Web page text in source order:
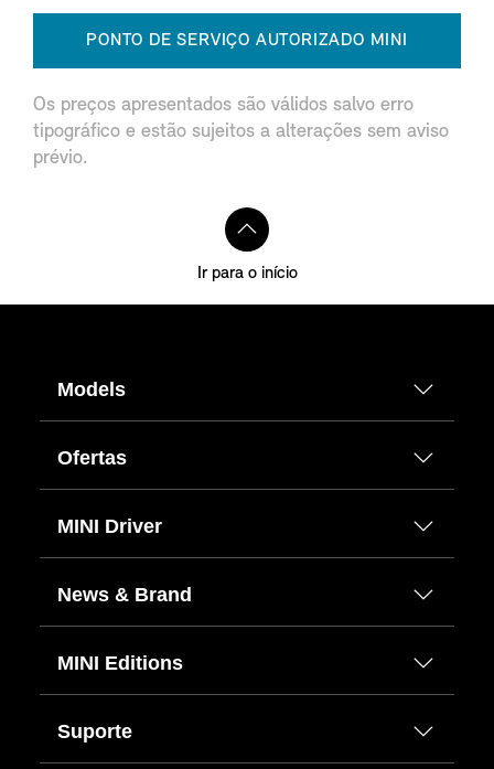
PONTO DE SERVIÇO AUTORIZADO MINI
Os preços apresentados são válidos salvo erro
tipográfico e estão sujeitos a alterações sem aviso
prévio.
Ir para o início
Models
Ofertas
MINI Driver
News & Brand
MINI Editions
Suporte